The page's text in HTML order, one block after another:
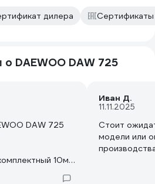
дилера Сертификаты
DAEWOO DAW 725
DAW 725
10м.
Иван Д.
11.11.2025
Стоит
модели или